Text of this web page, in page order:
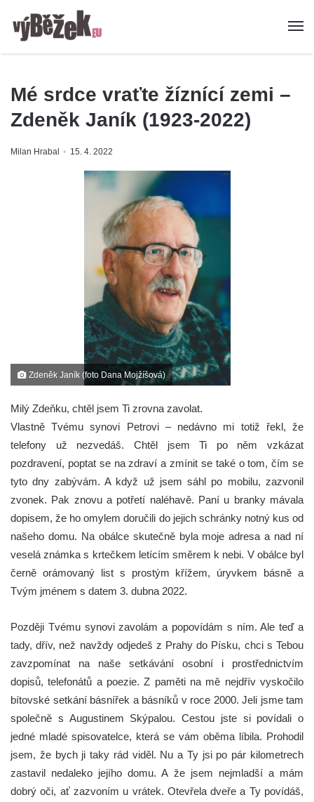
Mé srdce vraťte žíznící zemi –
Zdeněk Janík (1923-2022)
Milan Hrabal 15. 4. 2022
Zdeněk Janík (foto Dana Mojžíšová)
Milý Zdeňku, chtěl jsem Ti zrovna zavolat.
Vlastně Tvému synovi Petrovi – nedávno mi totiž řekl, že
telefony už nezvedáš. Chtěl jsem Ti po něm vzkázat
pozdravení, poptat se na zdraví a zmínit se také o tom, čím se
tyto dny zabývám. A když už jsem sáhl po mobilu, zazvonil
zvonek. Pak znovu a potřetí naléhavě. Paní u branky mávala
dopisem, že ho omylem doručili do jejich schránky notný kus od
našeho domu. Na obálce skutečně byla moje adresa a nad ní
veselá známka s krtečkem letícím směrem k nebi. V obálce byl
černě orámovaný list s prostým křížem, úryvkem básně a
Tvým jménem s datem 3. dubna 2022.
Později Tvému synovi zavolám a popovídám s ním. Ale teď a
tady, dřív, než navždy odjedeš z Prahy do Písku, chci s Tebou
zavzpomínat na naše setkávání osobní i prostřednictvím
dopisů, telefonátů a poezie. Z paměti na mě nejdřív vyskočilo
bítovské setkání básnířek a básníků v roce 2000. Jeli jsme tam
společně s Augustinem Skýpalou. Cestou jste si povídali o
jedné mladé spisovatelce, která se vám oběma líbila. Prohodil
jsem, že bych ji taky rád viděl. Nu a Ty jsi po pár kilometrech
zastavil nedaleko jejího domu. A že jsem nejmladší a mám
dobrý oči, ať zazvoním u vrátek. Otevřela dveře a Ty povídáš,